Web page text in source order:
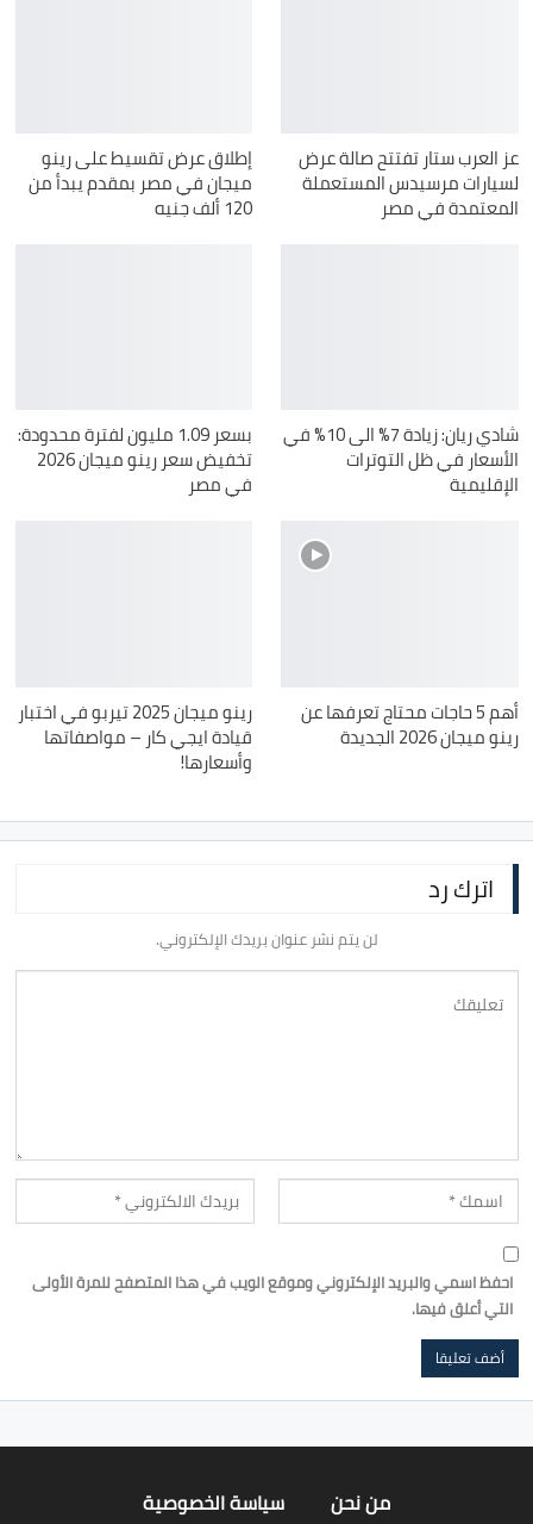
عز العرب ستار تفتتح صالة عرض
لسيارات مرسيدس المستعملة
المعتمدة في مصر
إطلاق عرض تقسيط على رينو
ميجان في مصر بمقدم يبدأ من
120 ألف جنيه
شادي ريان: زيادة 7% الى 10% في
الأسعار في ظل التوترات
الإقليمية
بسعر 1.09 مليون لفترة محدودة:
تخفيض سعر رينو ميجان 2026
في مصر
أهم 5 حاجات محتاج تعرفها عن
رينو ميجان 2026 الجديدة
رينو ميجان 2025 تيربو في اختبار
قيادة ايجي كار – مواصفاتها
وأسعارها!
اترك رد
لن يتم نشر عنوان بريدك الإلكتروني.
احفظ اسمي والبريد الإلكتروني وموقع الويب في هذا المتصفح للمرة الأولى
التي أعلق فيها.
من نحن سياسة الخصوصية